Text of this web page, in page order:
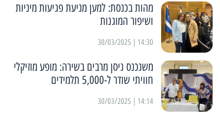
מהות בכנסת: למען מניעת פגיעות מיניות
ושיפור המוגנות
14:30 | 30/03/2025
משנכנס ניסן מרבים בשירה: מופע מוזיקלי
חוויתי שודר ל-5,000 תלמידים
14:14 | 30/03/2025